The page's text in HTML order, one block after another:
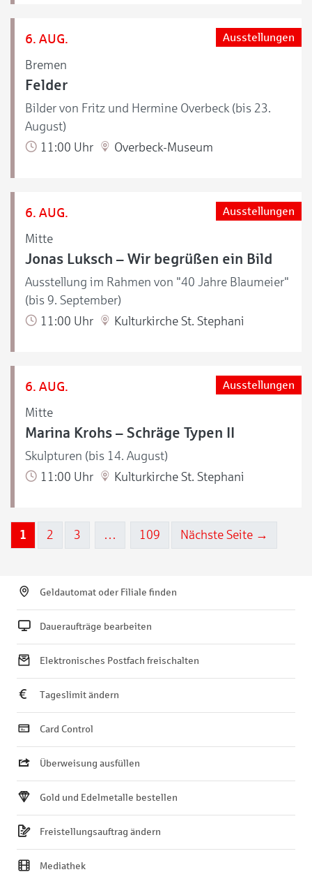
6. AUG.
Bremen
Ausstellungen
Felder
Bilder von Fritz und Hermine Overbeck (bis 23.
August)
11:00 Uhr
Overbeck-Museum
6. AUG.
Mitte
Ausstellungen
Jonas Luksch – Wir begrüßen ein Bild
Ausstellung im Rahmen von "40 Jahre Blaumeier"
(bis 9. September)
11:00 Uhr
Kulturkirche St. Stephani
6. AUG.
Mitte
Ausstellungen
Marina Krohs – Schräge Typen II
Skulpturen (bis 14. August)
11:00 Uhr
Kulturkirche St. Stephani
1 2 3 … 109 Nächste Seite →
Geldautomat oder Filiale finden
Daueraufträge bearbeiten
Elektronisches Postfach freischalten
Tageslimit ändern
Card Control
Überweisung ausfüllen
Gold und Edelmetalle bestellen
Freistellungsauftrag ändern
Mediathek